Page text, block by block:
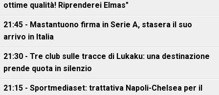
ottime qualità! Riprenderei Elmas"
21:45 - Mastantuono firma in Serie A, stasera il suo
arrivo in Italia
21:30 - Tre club sulle tracce di Lukaku: una destinazione
prende quota in silenzio
21:15 - Sportmediaset: trattativa Napoli-Chelsea per il